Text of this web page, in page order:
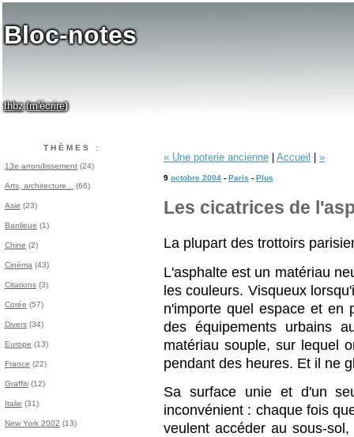
Bloc-notes
thbz(m'écrire)
THÈMES :
13e arrondissement (24)
Arts, architecture... (66)
Asie (23)
Banlieue (1)
Chine (2)
Cinéma (43)
Citations (3)
Corée (57)
Divers (34)
Europe (13)
France (22)
Graffiti (12)
Italie (31)
New York 2002 (13)
« Une poterie ancienne Accueil »
9 octobre 2004 - Paris - Plus
Les cicatrices de
La plupart des trottoirs
L'asphalte est un matériau
les couleurs. Visqueux
n'importe quel espace et en
des équipements urbains
matériau souple, sur lequel
pendant des heures. Et il ne
Sa surface unie et d'un
inconvénient : chaque fois
veulent accéder au sous-